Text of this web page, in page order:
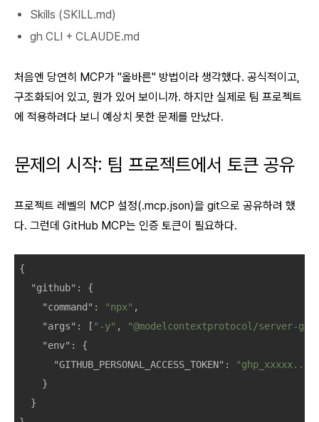
Skills (SKILL.md)
gh CLI + CLAUDE.md
처음엔 당연히 MCP가 "올바른" 방법이라 생각했다. 공식적이고,
구조화되어 있고, 뭔가 있어 보이니까. 하지만 실제로 팀 프로젝트
에 적용하려다 보니 예상치 못한 문제를 만났다.
문제의 시작: 팀 프로젝트에서 토큰 공유
프로젝트 레벨의 MCP 설정(.mcp.json)을 git으로 공유하려 했
다. 그런데 GitHub MCP는 인증 토큰이 필요하다.
{
"github" : {
"command" : "npx" ,
"args" : [ "-y" ,
"@modelcontextprotocol/server-
"env" : {
"GITHUB_PERSONAL_ACCESS_TOKEN" :
"ghp_xxxxx..."
    }
  }